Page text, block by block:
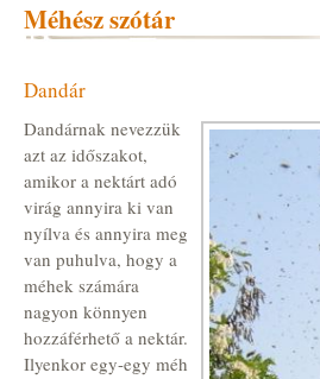
Méhész szótár
Dandár
Dandárnak nevezzük
azt az időszakot,
amikor a nektárt adó
virág annyira ki van
nyílva és annyira meg
van puhulva, hogy a
méhek számára
nagyon könnyen
hozzáférhető a nektár.
Ilyenkor egy-egy méh